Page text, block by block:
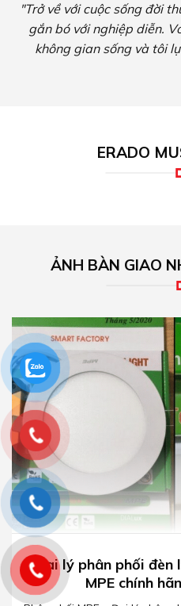
"Trở về với cuộc sống đời
gắn bó với nghiệp diễn.
không gian sống và tôi
ERADO
ẢNH BÀN GIAO
Đại lý phân phối đèn
MPE chính